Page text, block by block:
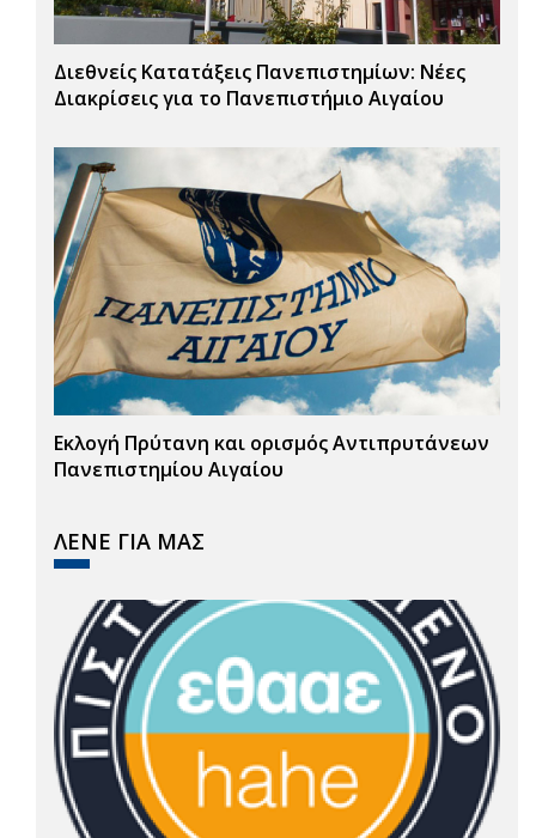
Διεθνείς Κατατάξεις Πανεπιστημίων: Νέες
Διακρίσεις για το Πανεπιστήμιο Αιγαίου
Εκλογή Πρύτανη και ορισμός Αντιπρυτάνεων
Πανεπιστημίου Αιγαίου
ΛΕΝΕ ΓΙΑ ΜΑΣ